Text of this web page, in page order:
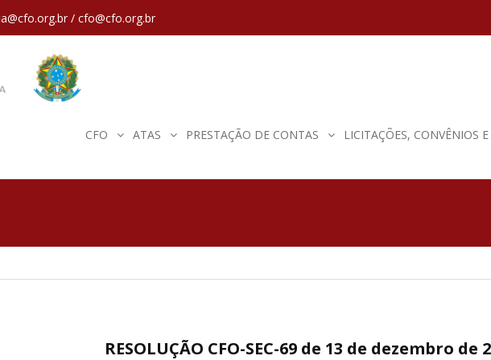
/ cfo@cfo.org.br
CFO ATAS PRESTAÇÃO DE CONTAS LICITAÇÕES, CONVÊNIOS
RESOLUÇÃO CFO-SEC-69 de 13 de dezembro de